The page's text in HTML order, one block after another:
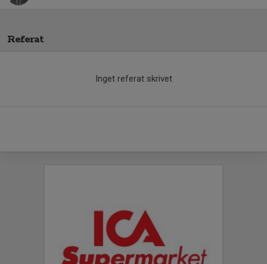
Referat
Inget referat skrivet